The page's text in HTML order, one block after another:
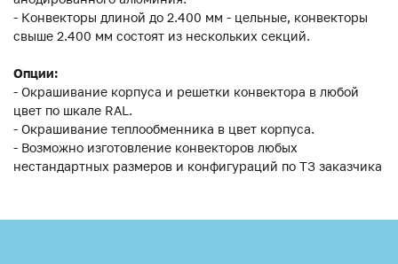
- Конвекторы длиной до 2.400 мм - цельные, конвекторы
свыше 2.400 мм состоят из нескольких секций.
Опции:
- Окрашивание корпуса и решетки конвектора в любой
цвет по шкале RAL.
- Окрашивание теплообменника в цвет корпуса.
- Возможно изготовление конвекторов любых
нестандартных размеров и конфигураций по ТЗ заказчика